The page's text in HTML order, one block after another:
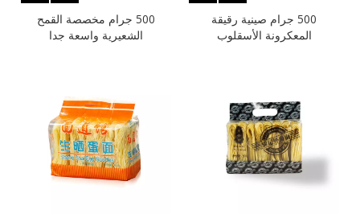
500 جرام صينية رقيقة
المعكرونة الأسقلوب
500 جرام مخصصة القمح
الشعيرية واسعة جدا